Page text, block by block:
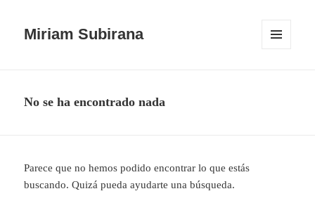
Miriam Subirana
No se ha encontrado nada
Parece que no hemos podido encontrar lo que estás
buscando. Quizá pueda ayudarte una búsqueda.